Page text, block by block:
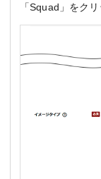
「Squad」をク